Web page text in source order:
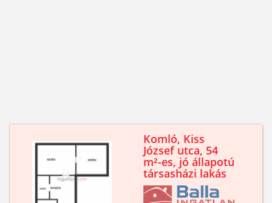
Komló, Kiss
József utca, 54
m²-es, jó állapotú
társasházi lakás